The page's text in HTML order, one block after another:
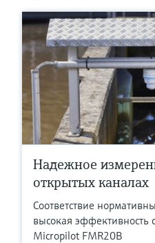
Надежное
открытых каналах
Соответствие
высокая эффективность
Micropilot FMR20B